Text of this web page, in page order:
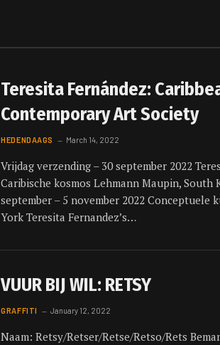
Teresita Fernández:
Contemporary Art Society
HEDENDAAGS March 14, 2022
Vrijdag verzending – 30 september 2022
Caribische kosmos Lehmann Maupin, South
september – 5 november 2022 Conceptuele
York Teresita Fernandez’s…
VUUR BIJ WIL: RETSY
GRAFFITI January 12, 2022
Naam: Retsy/Retser/Retse/Retso/Rets